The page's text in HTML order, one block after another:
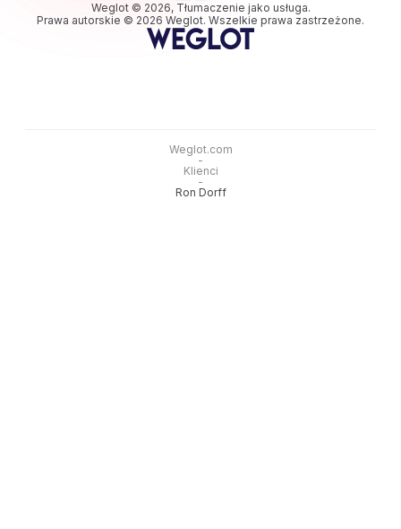
Weglot © 2026, Tłumaczenie jako usługa.
Prawa autorskie © 2026 Weglot. Wszelkie prawa zastrzeżone.
Weglot.com
-
Klienci
-
Ron Dorff